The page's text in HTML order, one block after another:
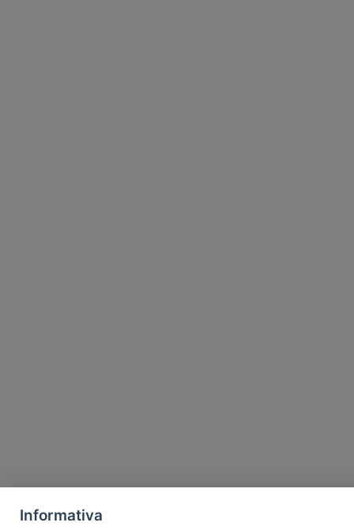
Informativa